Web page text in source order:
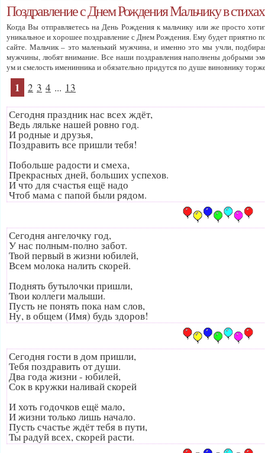
Поздравление с Днем Рождения Мальчику в
Когда Вы отправляетесь на День Рождения к мальчику или же просто
уникальное и хорошее поздравление с Днем Рождения. Ему будет приятно
сайте. Мальчик – это маленький мужчина, и именно это мы учли,
мужчины, любят внимание. Все наши поздравления наполнены добрыми
ум и смелость именинника и обязательно придутся по душе виновнику
1 2 3 4 ... 13
Сегодня праздник нас всех ждёт,
Ведь ляльке нашей ровно год.
И родные и друзья,
Поздравить все пришли тебя!
Побольше радости и смеха,
Прекрасных дней, больших успехов.
И что для счастья ещё надо
Чтоб мама с папой были рядом.
Сегодня ангелочку год,
У нас полным-полно забот.
Твой первый в жизни юбилей,
Всем молока налить скорей.
Поднять бутылочки пришли,
Твои коллеги малыши.
Пусть не понять пока нам слов,
Ну, в общем (Имя) будь здоров!
Сегодня гости в дом пришли,
Тебя поздравить от души.
Два года жизни - юбилей,
Сок в кружки наливай скорей
И хоть годочков ещё мало,
И жизни только лишь начало.
Пусть счастье ждёт тебя в пути,
Ты радуй всех, скорей расти.